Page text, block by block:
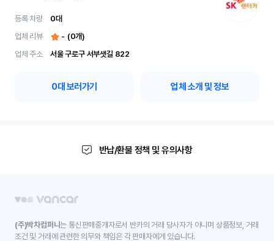
등록 차량 0대
업체 리뷰
- (0개)
업체 주소
서울 구로구 서부샛길 822
0대 보러가기 업체 소개 및 정보
반납/환불 정책 및 유의사항
(주)박차컴퍼니는 통신판매중개자로서 반카의 거래 당사자가 아니며 상품정보, 거래
조건 및 거래에 관련한 의무와 책임은 각 판매자에게 있습니다.